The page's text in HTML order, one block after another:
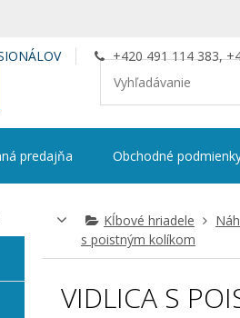
+420 491 114 383,
predajňa Obchodné
Kĺbové hriadele
s poistným kolíkom
VIDLICA S